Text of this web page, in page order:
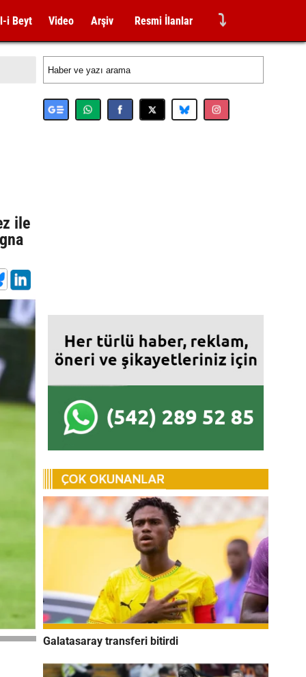
i Beyt Video Arşiv Resmi İlanlar ⤵
ile
Galatasaray transferi bitirdi